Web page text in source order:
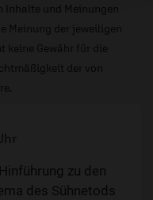
Inhalte und Meinungen
Meinung der jeweiligen
keine Gewähr für die
der von
zu den
des Sühnetods